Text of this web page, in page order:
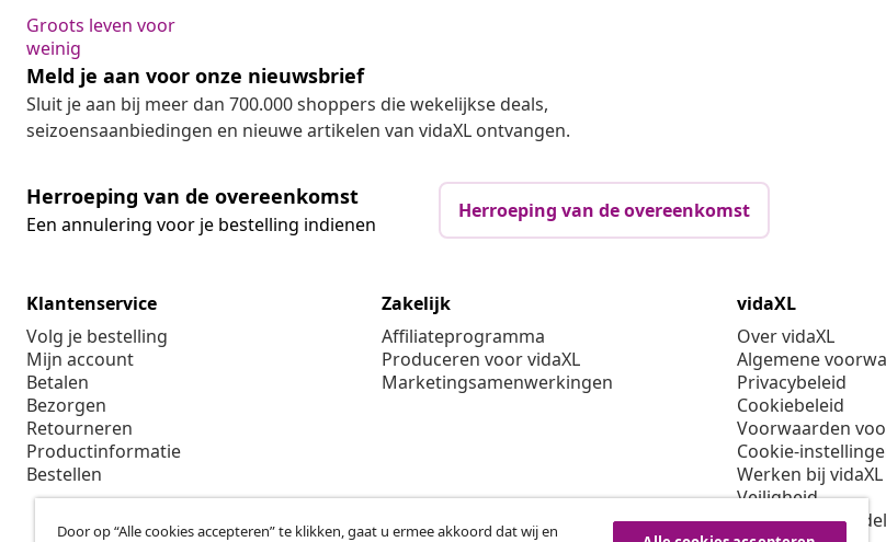
Groots leven voor
weinig
Meld je aan voor onze nieuwsbrief
Sluit je aan bij meer dan 700.000 shoppers die wekelijkse deals,
seizoensaanbiedingen en nieuwe artikelen van vidaXL ontvangen.
Herroeping van de overeenkomst
Een annulering voor je bestelling indienen
Herroeping van de overeenkomst
Klantenservice
Volg je bestelling
Mijn account
Betalen
Bezorgen
Retourneren
Productinformatie
Bestellen
Zakelijk
Affiliateprogramma
Produceren voor vidaXL
Marketingsamenwerkingen
vidaXL
Over vidaXL
Algemene
Privacybeleid
Cookiebeleid
Voorwaarden
Cookie-
Werken bij vidaXL
Veiligheid
EU
Door op “Alle cookies accepteren” te klikken, gaat u ermee akkoord dat wij en